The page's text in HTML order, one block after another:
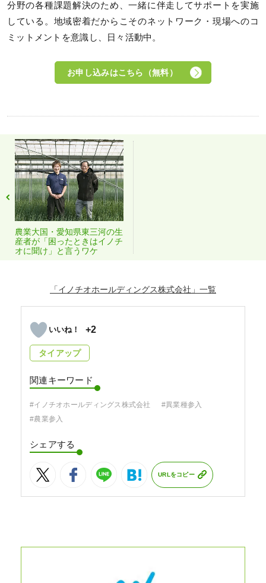
分野の各種課題解決のため、一緒に伴走してサポートを実施
している。地域密着だからこそのネットワーク・現場へのコ
ミットメントを意識し、日々活動中。
お申し込みはこちら（無料）
農業大国・愛知県東三河の生
産者が「困ったときはイノチ
オに聞け」と言うワケ
「イノチオホールディングス株式会社」
+2
タイアップ
関連キーワード
#イノチオホールディングス株式会社
#異業種参入
#農業参入
シェアする
URLをコピー